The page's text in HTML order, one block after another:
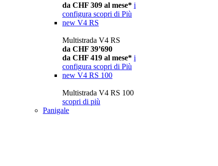
da CHF 309 al mese* i
configura scopri di Più
new V4 RS
Multistrada V4 RS
da CHF 39’690
da CHF 419 al mese* i
configura scopri di Più
new V4 RS 100
Multistrada V4 RS 100
scopri di più
Panigale